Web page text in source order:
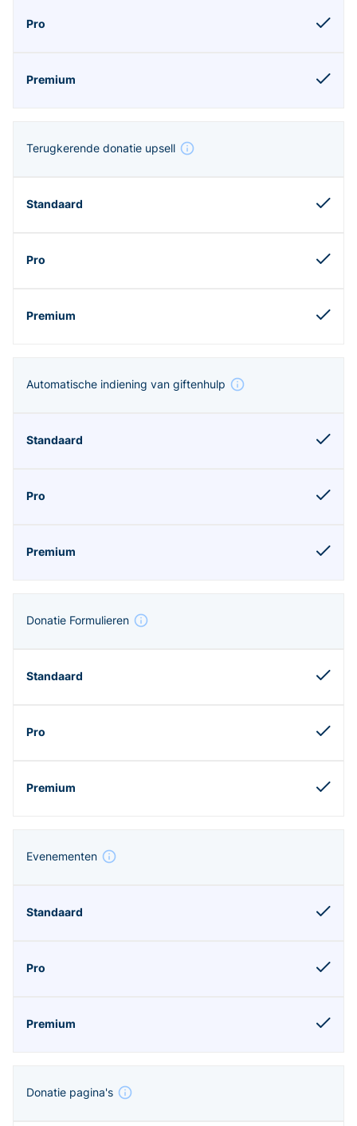
Terugkerende donatie upsell
Automatische indiening van giftenhulp
Donatie Formulieren
Evenementen
Donatie pagina's